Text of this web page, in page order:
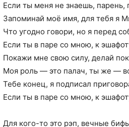
Если ты меня не знаешь, парень,
Запоминай моё имя, для тебя я
Что угодно говори, но я перед
Если ты в паре со мною, к
Покажи мне свою силу, делай
Моя роль — это палач, ты же —
Тебе конец, я подписал
Если ты в паре со мною, к
Для кого-то это рэп, вечные